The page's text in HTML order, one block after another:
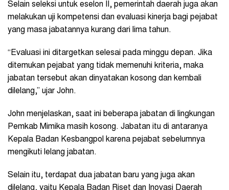
Selain seleksi untuk eselon II, pemerintah daerah juga akan
melakukan uji kompetensi dan evaluasi kinerja bagi pejabat
yang masa jabatannya kurang dari lima tahun.
“Evaluasi ini ditargetkan selesai pada minggu depan. Jika
ditemukan pejabat yang tidak memenuhi kriteria, maka
jabatan tersebut akan dinyatakan kosong dan kembali
dilelang,” ujar John.
John menjelaskan, saat ini beberapa jabatan di lingkungan
Pemkab Mimika masih kosong. Jabatan itu di antaranya
Kepala Badan Kesbangpol karena pejabat sebelumnya
mengikuti lelang jabatan.
Selain itu, terdapat dua jabatan baru yang juga akan
dilelang, yaitu Kepala Badan Riset dan Inovasi Daerah